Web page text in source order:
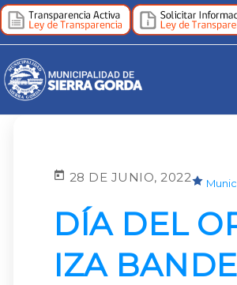
28 DE JUNIO, 2022
DÍA DEL
IZA